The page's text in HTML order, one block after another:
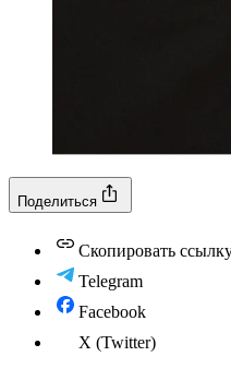
Поделиться
Скопировать
Telegram
Facebook
X (Twitter)